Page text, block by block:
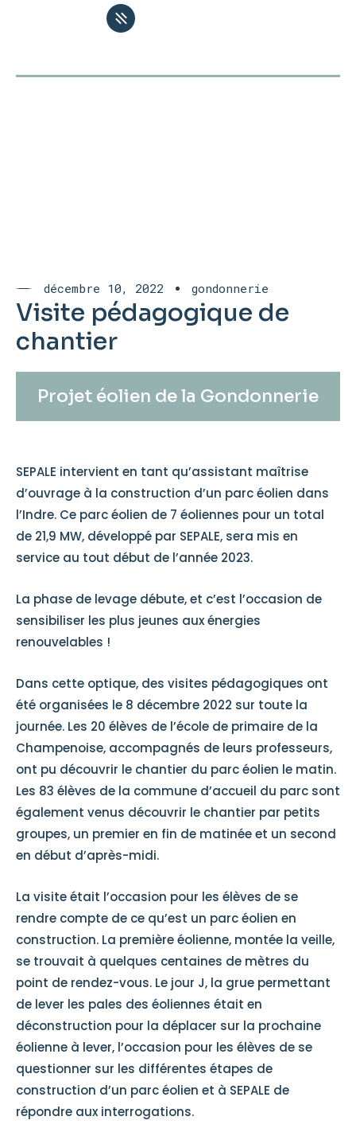
décembre 10, 2022 gondonnerie
Visite pédagogique de
chantier
Projet éolien de la Gondonnerie
SEPALE intervient en tant qu’assistant maîtrise
d’ouvrage à la construction d’un parc éolien dans
l’Indre. Ce parc éolien de 7 éoliennes pour un total
de 21,9 MW, développé par SEPALE, sera mis en
service au tout début de l’année 2023.
La phase de levage débute, et c’est l’occasion de
sensibiliser les plus jeunes aux énergies
renouvelables !
Dans cette optique, des visites pédagogiques ont
été organisées le 8 décembre 2022 sur toute la
journée. Les 20 élèves de l’école de primaire de la
Champenoise, accompagnés de leurs professeurs,
ont pu découvrir le chantier du parc éolien le matin.
Les 83 élèves de la commune d’accueil du parc sont
également venus découvrir le chantier par petits
groupes, un premier en fin de matinée et un second
en début d’après-midi.
La visite était l’occasion pour les élèves de se
rendre compte de ce qu’est un parc éolien en
construction. La première éolienne, montée la veille,
se trouvait à quelques centaines de mètres du
point de rendez-vous. Le jour J, la grue permettant
de lever les pales des éoliennes était en
déconstruction pour la déplacer sur la prochaine
éolienne à lever, l’occasion pour les élèves de se
questionner sur les différentes étapes de
construction d’un parc éolien et à SEPALE de
répondre aux interrogations.